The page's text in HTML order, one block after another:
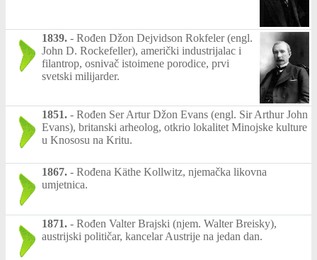
1839. - Rođen Džon Dejvidson Rokfeler (engl.
John D. Rockefeller), američki industrijalac i
filantrop, osnivač istoimene porodice, prvi
svetski milijarder.
1851. - Rođen Ser Artur Džon Evans (engl. Sir Arthur John
Evans), britanski arheolog, otkrio lokalitet Minojske kulture
u Knososu na Kritu.
1867. - Rođena Käthe Kollwitz, njemačka likovna
umjetnica.
1871. - Rođen Valter Brajski (njem. Walter Breisky),
austrijski političar, kancelar Austrije na jedan dan.